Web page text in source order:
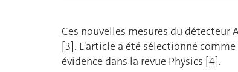
Ces nouvelles mesures du détecteur
[3]. L'article a été sélectionné
évidence dans la revue Physics [4].